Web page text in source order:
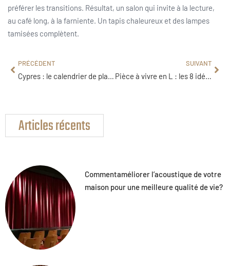
préférer les transitions. Résultat, un salon qui invite à la lecture,
au café long, à la farniente. Un tapis chaleureux et des lampes
tamisées complètent.
PRÉCÉDENT
Cypres : le calendrier de plantation pour une haie dense
SUIVANT
Pièce à vivre en L : les 8 idées d’aménagement selon la surface
Articles récents
Commentaméliorer l’acoustique de votre
maison pour une meilleure qualité de vie?